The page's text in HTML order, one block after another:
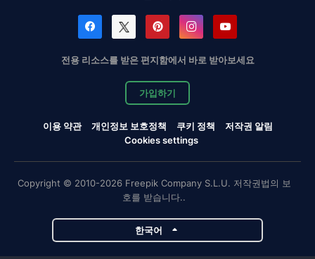
전용 리소스를 받은 편지함에서 바로 받아보세요
가입하기
이용 약관 개인정보 보호정책 쿠키 정책
저작권 알림
Cookies settings
Copyright © 2010-2026 Freepik Company S.L.U. 저작권법의 보
호를 받습니다..
한국어